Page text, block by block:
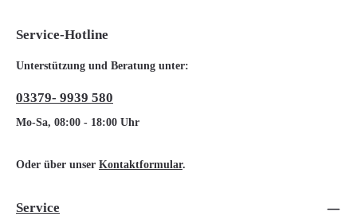
Service-Hotline
Unterstützung und Beratung unter:
03379- 9939 580
Mo-Sa, 08:00 - 18:00 Uhr
Oder über unser Kontaktformular.
Service